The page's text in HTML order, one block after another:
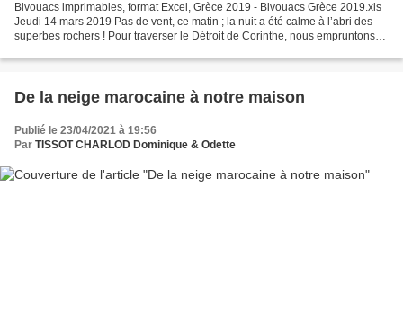
Bivouacs imprimables, format Excel, Grèce 2019 - Bivouacs Grèce 2019.xls
Jeudi 14 mars 2019 Pas de vent, ce matin ; la nuit a été calme à l’abri des
superbes rochers ! Pour traverser le Détroit de Corinthe, nous empruntons
De la neige marocaine à notre maison
Publié le 23/04/2021 à 19:56
Par TISSOT CHARLOD Dominique & Odette